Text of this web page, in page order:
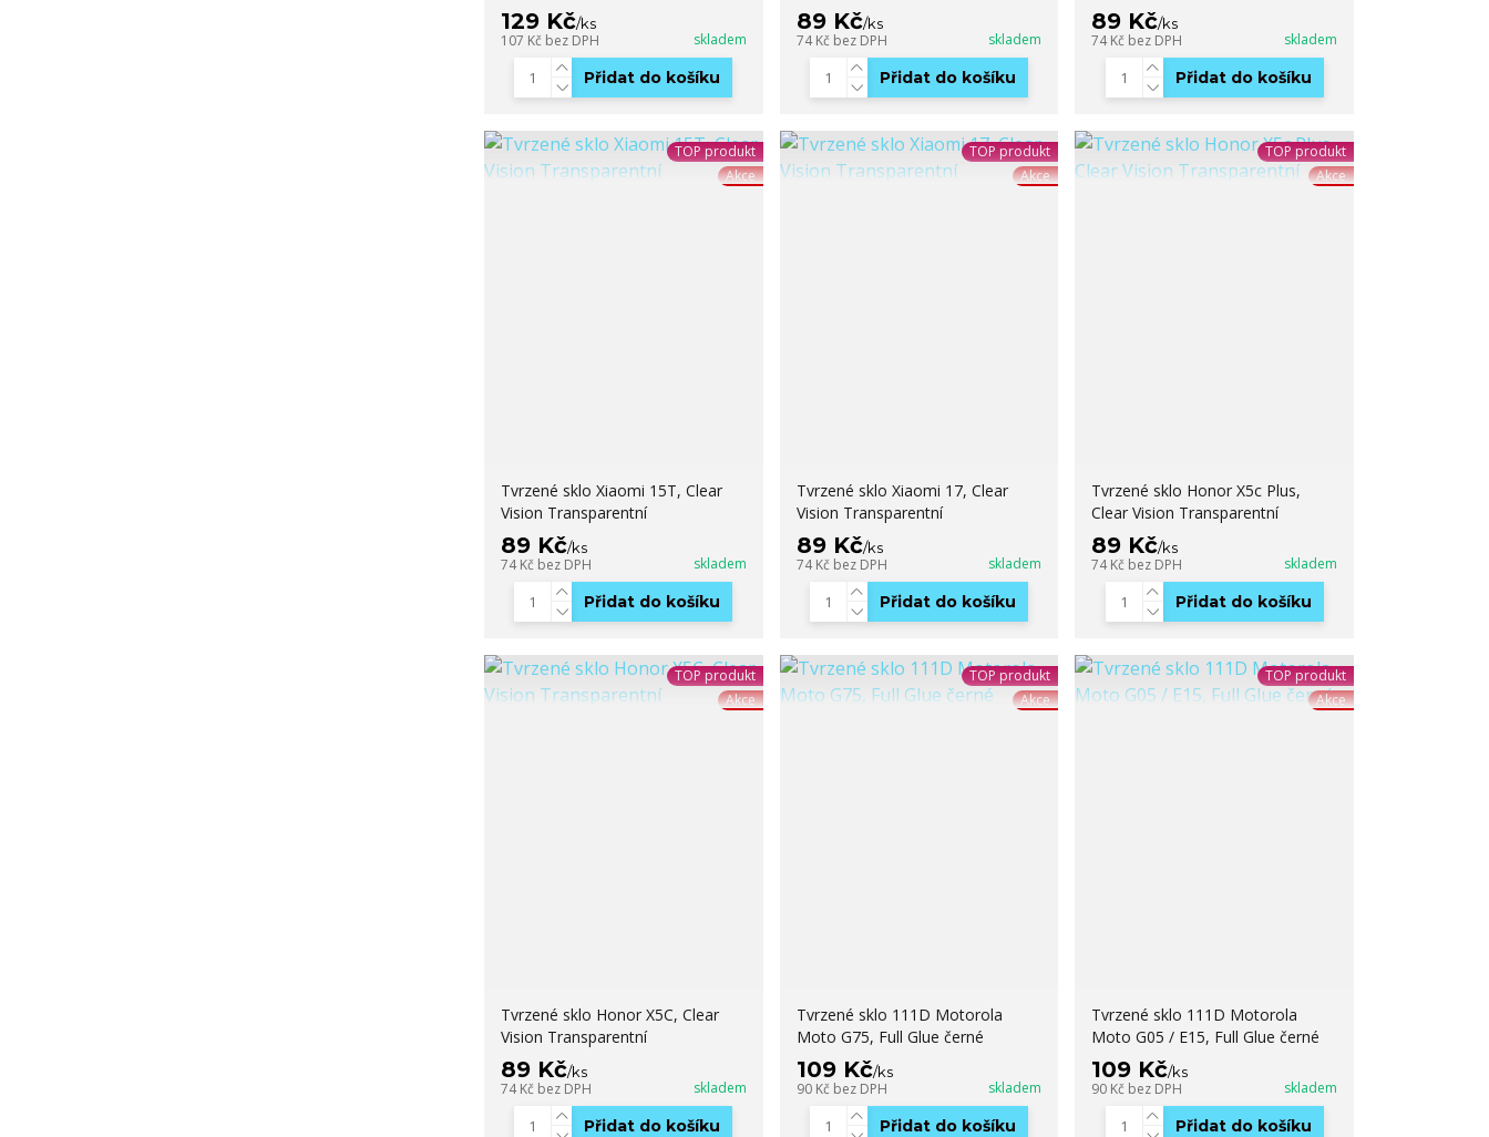
129 Kč/ks
107 Kč bez DPH skladem
Přidat do košíku
89 Kč/ks
74 Kč bez DPH skladem
Přidat do košíku
89 Kč/ks
74 Kč bez DPH skladem
Přidat do košíku
TOP produkt
Akce
Tvrzené sklo Xiaomi 15T, Clear
Vision Transparentní
89 Kč/ks
74 Kč bez DPH skladem
Přidat do košíku
TOP produkt
Akce
Tvrzené sklo Xiaomi 17, Clear
Vision Transparentní
89 Kč/ks
74 Kč bez DPH skladem
Přidat do košíku
TOP produkt
Akce
Tvrzené sklo Honor X5c Plus,
Clear Vision Transparentní
89 Kč/ks
74 Kč bez DPH skladem
Přidat do košíku
TOP produkt
Akce
Tvrzené sklo Honor X5C, Clear
Vision Transparentní
89 Kč/ks
74 Kč bez DPH skladem
Přidat do košíku
TOP produkt
Akce
Tvrzené sklo 111D Motorola
Moto G75, Full Glue černé
109 Kč/ks
90 Kč bez DPH skladem
Přidat do košíku
TOP produkt
Akce
Tvrzené sklo 111D Motorola
Moto G05 / E15, Full Glue černé
109 Kč/ks
90 Kč bez DPH skladem
Přidat do košíku